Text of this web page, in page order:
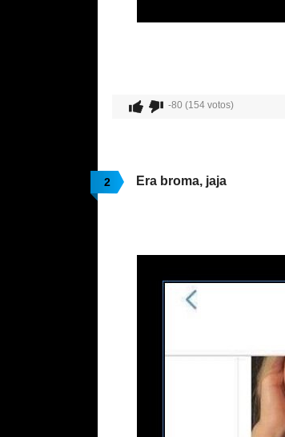
-80 (154 votos)
2 Era broma, jaja